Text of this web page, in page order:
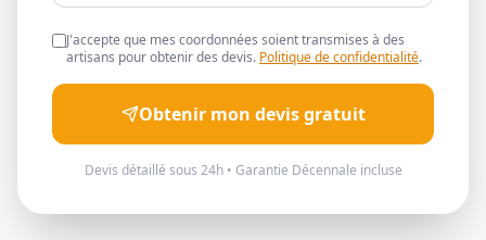
J'accepte que mes coordonnées soient transmises à des
artisans pour obtenir des devis. Politique de confidentialité.
Obtenir mon devis gratuit
Devis détaillé sous 24h • Garantie Décennale incluse